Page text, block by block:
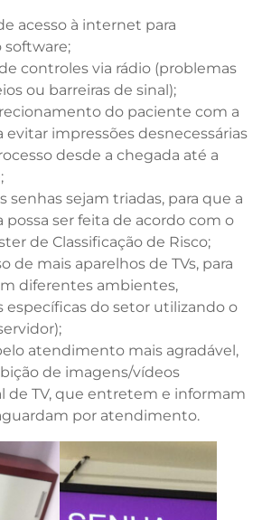
acesso à internet para
controles via rádio (problemas
ou barreiras de sinal);
do paciente com a
evitar impressões desnecessárias
desde a chegada até a
sejam triadas, para que a
possa ser feita de acordo com o
de Classificação de Risco;
mais aparelhos de TVs, para
diferentes ambientes,
específicas do setor utilizando o
atendimento mais agradável,
de imagens/vídeos
de TV, que entretem e informam
por atendimento.